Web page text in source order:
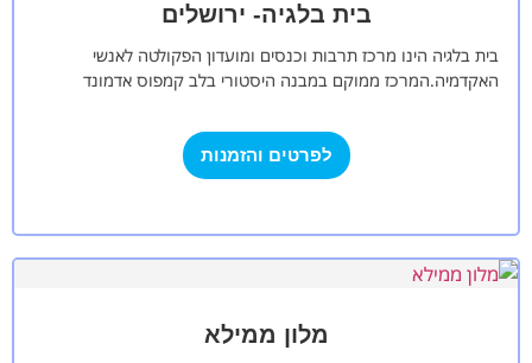
בית בלגיה- ירושלים
בית בלגיה הינו מרכז תרבות וכנסים ומועדון הפקולטה לאנשי
האקדמיה.המרכז ממוקם במבנה היסטורי בלב קמפוס אדמונד
לפרטים והזמנות
מלון ממילא